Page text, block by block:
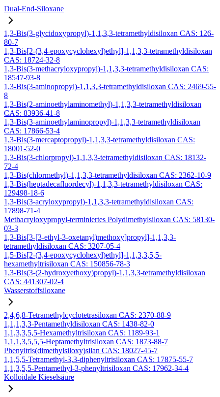
Dual-End-Siloxane
1,3-Bis(3-glycidoxypropyl)-1,1,3,3-tetramethyldisiloxan CAS: 126-
80-7
1,3-Bis[2-(3,4-epoxycyclohexyl)ethyl]-1,1,3,3-tetramethyldisiloxan
CAS: 18724-32-8
1,3-Bis(3-methacryloxypropyl)-1,1,3,3-tetramethyldisiloxan CAS:
18547-93-8
1,3-Bis(3-aminopropyl)-1,1,3,3-tetramethyldisiloxan CAS: 2469-55-
8
1,3-Bis(2-aminoethylaminomethyl)-1,1,3,3-tetramethyldisiloxan
CAS: 83936-41-8
1,3-Bis(3-aminoethylaminopropyl)-1,1,3,3-tetramethyldisiloxan
CAS: 17866-53-4
1,3-Bis(3-mercaptopropyl)-1,1,3,3-tetramethyldisiloxan CAS:
18001-52-0
1,3-Bis(3-chlorpropyl)-1,1,3,3-tetramethyldisiloxan CAS: 18132-
72-4
1,3-Bis(chlormethyl)-1,1,3,3-tetramethyldisiloxan CAS: 2362-10-9
1,3-Bis(heptadecafluordecyl)-1,1,3,3-tetramethyldisiloxan CAS:
129498-18-6
1,3-Bis(3-acryloxypropyl)-1,1,3,3-tetramethyldisiloxan CAS:
17898-71-4
Methacryloxypropyl-terminiertes Polydimethylsiloxan CAS: 58130-
03-3
1,3-Bis[3-[3-ethyl-3-oxetanyl)methoxy]propyl]-1,1,3,3-
tetramethyldisiloxan CAS: 3207-05-4
1,5-Bis[2-(3,4-epoxycyclohexyl)ethyl]-1,1,3,3,5,5-
hexamethyltrisiloxan CAS: 150856-78-3
1,3-Bis(3-(2-hydroxyethoxy)propyl)-1,1,3,3-tetramethyldisiloxan
CAS: 441307-02-4
Wasserstoffsiloxane
2,4,6,8-Tetramethylcyclotetrasiloxan CAS: 2370-88-9
1,1,1,3,3-Pentamethyldisiloxan CAS: 1438-82-0
1,1,3,3,5,5-Hexamethyltrisiloxan CAS: 1189-93-1
1,1,1,3,5,5,5-Heptamethyltrisiloxan CAS: 1873-88-7
Phenyltris(dimethylsiloxy)silan CAS: 18027-45-7
1,1,5,5-Tetramethyl-3,3-diphenyltrisiloxan CAS: 17875-55-7
1,1,3,5,5-Pentamethyl-3-phenyltrisiloxan CAS: 17962-34-4
Kolloidale Kieselsäure